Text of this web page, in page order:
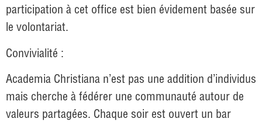
participation à cet office est bien évidement basée sur
le volontariat.
Convivialité :
Academia Christiana n’est pas une addition d’individus
mais cherche à fédérer une communauté autour de
valeurs partagées. Chaque soir est ouvert un bar